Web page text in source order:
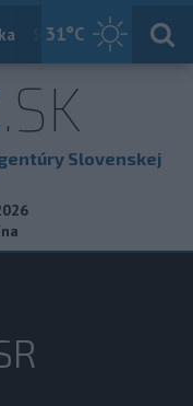
31°C
Slovensko
.SK
Slovenskej